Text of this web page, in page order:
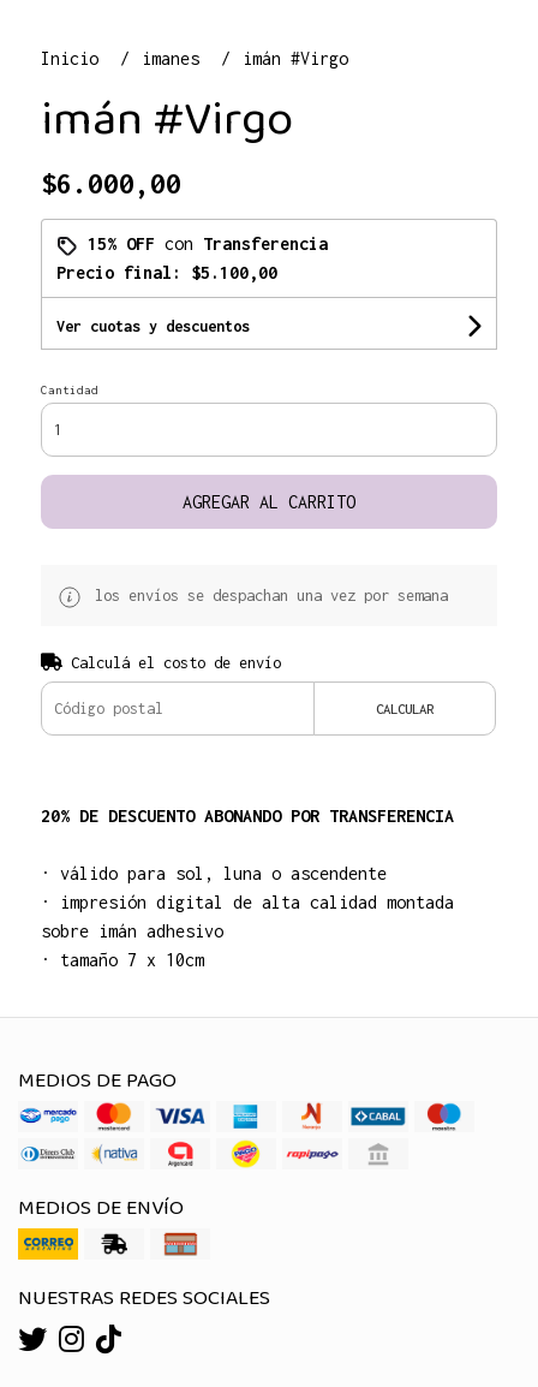
Inicio imanes imán #Virgo
imán #Virgo
$6.000,00
15% OFF con Transferencia
Precio final: $5.100,00
Ver cuotas y descuentos
Cantidad
AGREGAR AL CARRITO
los envíos se despachan una vez por semana
Calculá el costo de envío
CALCULAR
20% DE DESCUENTO ABONANDO POR TRANSFERENCIA
· válido para sol, luna o ascendente
· impresión digital de alta calidad montada
sobre imán adhesivo
· tamaño 7 x 10cm
MEDIOS DE PAGO
MEDIOS DE ENVÍO
NUESTRAS REDES SOCIALES